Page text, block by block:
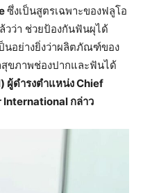
ซึ่งเป็นสูตรเฉพาะของฟลูโอ
วว่า ช่วยป้องกันฟันผุได้
ป็นอย่างยิ่งว่าผลิตภัณฑ์ของ
สุขภาพช่องปากและฟันได้
ผู้ดำรงตำแหน่ง Chief
กล่าว